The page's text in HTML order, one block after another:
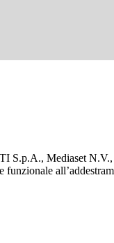
Mediaset N.V.,